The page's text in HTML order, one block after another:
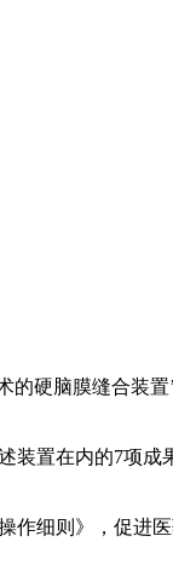
硬脑膜缝合装置
置在内的7项成
细则》，促进